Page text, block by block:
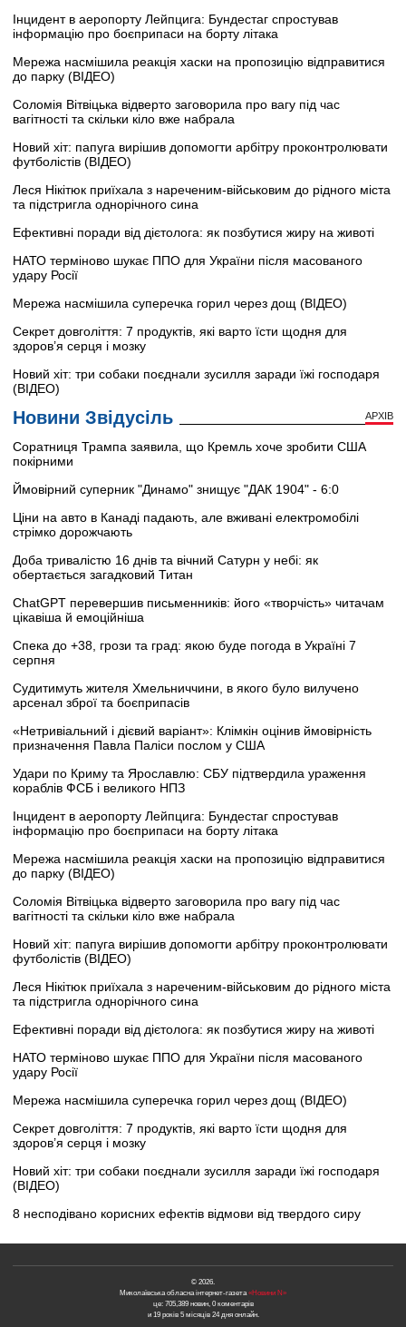
Інцидент в аеропорту Лейпцига: Бундестаг спростував
інформацію про боєприпаси на борту літака
Мережа насмішила реакція хаски на пропозицію відправитися
до парку (ВІДЕО)
Соломія Вітвіцька відверто заговорила про вагу під час
вагітності та скільки кіло вже набрала
Новий хіт: папуга вирішив допомогти арбітру проконтролювати
футболістів (ВІДЕО)
Леся Нікітюк приїхала з нареченим-військовим до рідного міста
та підстригла однорічного сина
Ефективні поради від дієтолога: як позбутися жиру на животі
НАТО терміново шукає ППО для України після масованого
удару Росії
Мережа насмішила суперечка горил через дощ (ВІДЕО)
Секрет довголіття: 7 продуктів, які варто їсти щодня для
здоров’я серця і мозку
Новий хіт: три собаки поєднали зусилля заради їжі господаря
(ВІДЕО)
Новини Звідусіль АРХІВ
Соратниця Трампа заявила, що Кремль хоче зробити США
покірними
Ймовірний суперник "Динамо" знищує "ДАК 1904" - 6:0
Ціни на авто в Канаді падають, але вживані електромобілі
стрімко дорожчають
Доба тривалістю 16 днів та вічний Сатурн у небі: як
обертається загадковий Титан
ChatGPT перевершив письменників: його «творчість» читачам
цікавіша й емоційніша
Спека до +38, грози та град: якою буде погода в Україні 7
серпня
Судитимуть жителя Хмельниччини, в якого було вилучено
арсенал зброї та боєприпасів
«Нетривіальний і дієвий варіант»: Клімкін оцінив ймовірність
призначення Павла Паліси послом у США
Удари по Криму та Ярославлю: СБУ підтвердила ураження
кораблів ФСБ і великого НПЗ
Інцидент в аеропорту Лейпцига: Бундестаг спростував
інформацію про боєприпаси на борту літака
Мережа насмішила реакція хаски на пропозицію відправитися
до парку (ВІДЕО)
Соломія Вітвіцька відверто заговорила про вагу під час
вагітності та скільки кіло вже набрала
Новий хіт: папуга вирішив допомогти арбітру проконтролювати
футболістів (ВІДЕО)
Леся Нікітюк приїхала з нареченим-військовим до рідного міста
та підстригла однорічного сина
Ефективні поради від дієтолога: як позбутися жиру на животі
НАТО терміново шукає ППО для України після масованого
удару Росії
Мережа насмішила суперечка горил через дощ (ВІДЕО)
Секрет довголіття: 7 продуктів, які варто їсти щодня для
здоров’я серця і мозку
Новий хіт: три собаки поєднали зусилля заради їжі господаря
(ВІДЕО)
8 несподівано корисних ефектів відмови від твердого сиру
© 2026.
Миколаївська обласна інтернет-газета«Новини N»
це: 705,389 новин, 0 коментарів
и 19 років 5 місяців 24 дня онлайн.